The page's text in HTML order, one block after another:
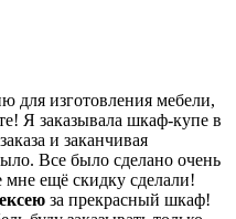
для изготовления мебели,
Я заказывала шкаф-купе в
и заканчивая
Все было сделано очень
ещё скидку сделали!
за прекрасный шкаф!